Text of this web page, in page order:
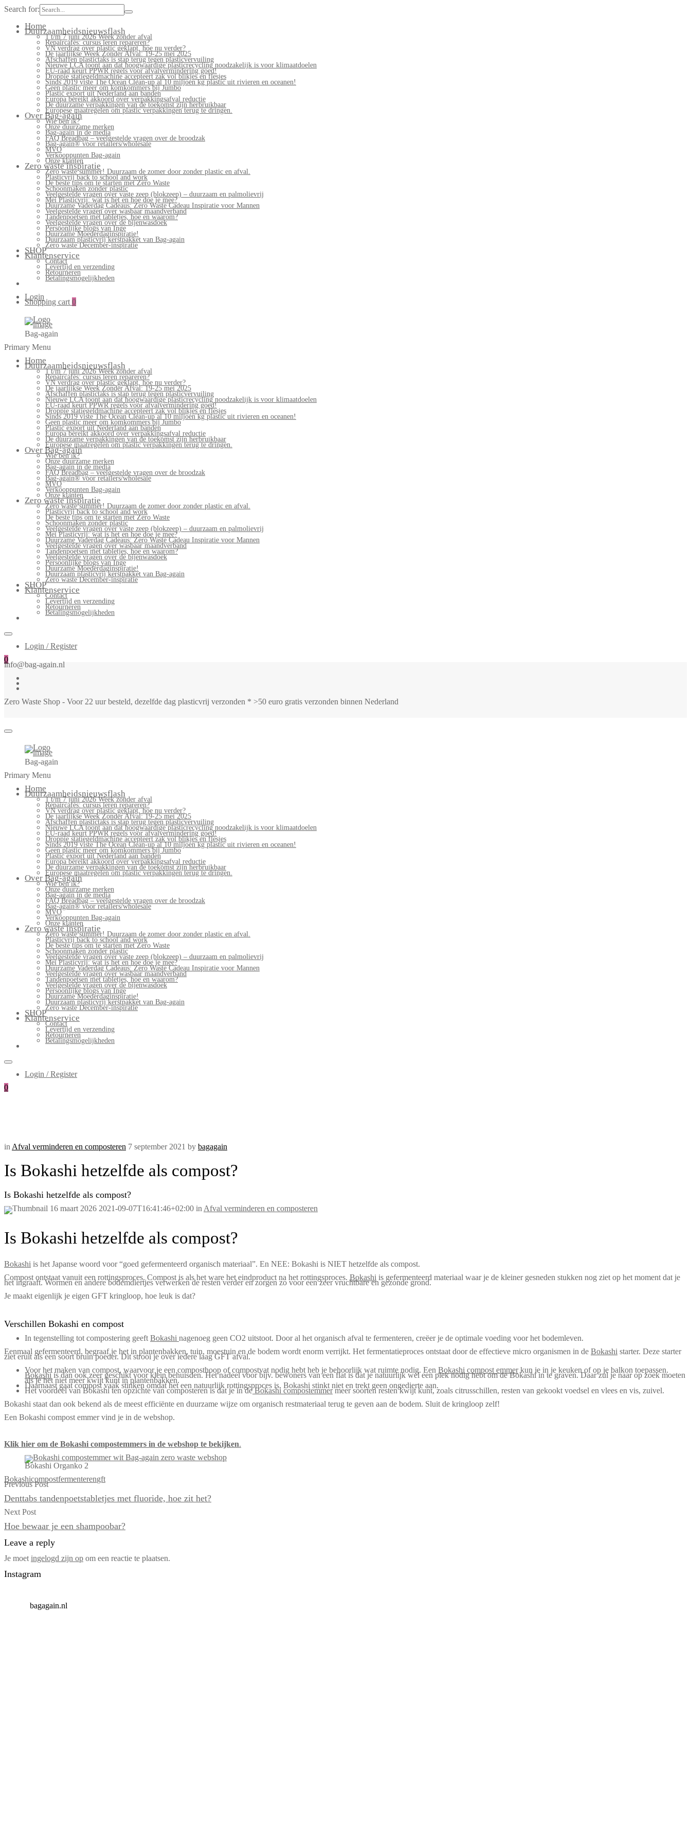
Search for:
Home
Duurzaamheidsnieuwsflash
1 t/m 7 juni 2026 Week zonder afval
Repaircafés: cursus leren repareren?
VN verdrag over plastic geklapt, hoe nu verder?
De jaarlijkse Week Zonder Afval: 19-25 mei 2025
Afschaffen plastictaks is stap terug tegen plasticvervuiling
Nieuwe LCA toont aan dat hoogwaardige plasticrecycling noodzakelijk is voor klimaatdoelen
EU-raad keurt PPWR regels voor afvalvermindering goed!
Droppie statiegeldmachine accepteert zak vol blikjes en flesjes
Sinds 2019 viste The Ocean Clean-up al 10 miljoen kg plastic uit rivieren en oceanen!
Geen plastic meer om komkommers bij Jumbo
Plastic export uit Nederland aan banden
Europa bereikt akkoord over verpakkingsafval reductie
De duurzame verpakkingen van de toekomst zijn herbruikbaar
Europese maatregelen om plastic verpakkingen terug te dringen.
Over Bag-again
Wie ben ik?
Onze duurzame merken
Bag-again in de media
FAQ Breadbag – veelgestelde vragen over de broodzak
Bag-again® voor retailers/wholesale
MVO
Verkooppunten Bag-again
Onze klanten
Zero waste inspiratie
Zero waste summer! Duurzaam de zomer door zonder plastic en afval.
Plasticvrij back to school and work
De beste tips om te starten met Zero Waste
Schoonmaken zonder plastic
Veelgestelde vragen over vaste zeep (blokzeep) – duurzaam en palmolievrij
Mei Plasticvrij: wat is het en hoe doe je mee?
Duurzame Vaderdag Cadeaus: Zero Waste Cadeau Inspiratie voor Mannen
Veelgestelde vragen over wasbaar maandverband
Tandenpoetsen met tabletjes, hoe en waarom?
Veelgestelde vragen over de bijenwasdoek
Persoonlijke blogs van Inge
Duurzame Moederdaginspiratie!
Duurzaam plasticvrij kerstpakket van Bag-again
Zero waste December-inspiratie
SHOP
Klantenservice
Contact
Levertijd en verzending
Retourneren
Betalingsmogelijkheden
Login
Shopping cart 0
Bag-again
Primary Menu
Home
Duurzaamheidsnieuwsflash
1 t/m 7 juni 2026 Week zonder afval
Repaircafés: cursus leren repareren?
VN verdrag over plastic geklapt, hoe nu verder?
De jaarlijkse Week Zonder Afval: 19-25 mei 2025
Afschaffen plastictaks is stap terug tegen plasticvervuiling
Nieuwe LCA toont aan dat hoogwaardige plasticrecycling noodzakelijk is voor klimaatdoelen
EU-raad keurt PPWR regels voor afvalvermindering goed!
Droppie statiegeldmachine accepteert zak vol blikjes en flesjes
Sinds 2019 viste The Ocean Clean-up al 10 miljoen kg plastic uit rivieren en oceanen!
Geen plastic meer om komkommers bij Jumbo
Plastic export uit Nederland aan banden
Europa bereikt akkoord over verpakkingsafval reductie
De duurzame verpakkingen van de toekomst zijn herbruikbaar
Europese maatregelen om plastic verpakkingen terug te dringen.
Over Bag-again
Wie ben ik?
Onze duurzame merken
Bag-again in de media
FAQ Breadbag – veelgestelde vragen over de broodzak
Bag-again® voor retailers/wholesale
MVO
Verkooppunten Bag-again
Onze klanten
Zero waste inspiratie
Zero waste summer! Duurzaam de zomer door zonder plastic en afval.
Plasticvrij back to school and work
De beste tips om te starten met Zero Waste
Schoonmaken zonder plastic
Veelgestelde vragen over vaste zeep (blokzeep) – duurzaam en palmolievrij
Mei Plasticvrij: wat is het en hoe doe je mee?
Duurzame Vaderdag Cadeaus: Zero Waste Cadeau Inspiratie voor Mannen
Veelgestelde vragen over wasbaar maandverband
Tandenpoetsen met tabletjes, hoe en waarom?
Veelgestelde vragen over de bijenwasdoek
Persoonlijke blogs van Inge
Duurzame Moederdaginspiratie!
Duurzaam plasticvrij kerstpakket van Bag-again
Zero waste December-inspiratie
SHOP
Klantenservice
Contact
Levertijd en verzending
Retourneren
Betalingsmogelijkheden
Login / Register
0
info@bag-again.nl
Zero Waste Shop - Voor 22 uur besteld, dezelfde dag plasticvrij verzonden * >50 euro gratis verzonden binnen Nederland
Bag-again
Primary Menu
Home
Duurzaamheidsnieuwsflash
1 t/m 7 juni 2026 Week zonder afval
Repaircafés: cursus leren repareren?
VN verdrag over plastic geklapt, hoe nu verder?
De jaarlijkse Week Zonder Afval: 19-25 mei 2025
Afschaffen plastictaks is stap terug tegen plasticvervuiling
Nieuwe LCA toont aan dat hoogwaardige plasticrecycling noodzakelijk is voor klimaatdoelen
EU-raad keurt PPWR regels voor afvalvermindering goed!
Droppie statiegeldmachine accepteert zak vol blikjes en flesjes
Sinds 2019 viste The Ocean Clean-up al 10 miljoen kg plastic uit rivieren en oceanen!
Geen plastic meer om komkommers bij Jumbo
Plastic export uit Nederland aan banden
Europa bereikt akkoord over verpakkingsafval reductie
De duurzame verpakkingen van de toekomst zijn herbruikbaar
Europese maatregelen om plastic verpakkingen terug te dringen.
Over Bag-again
Wie ben ik?
Onze duurzame merken
Bag-again in de media
FAQ Breadbag – veelgestelde vragen over de broodzak
Bag-again® voor retailers/wholesale
MVO
Verkooppunten Bag-again
Onze klanten
Zero waste inspiratie
Zero waste summer! Duurzaam de zomer door zonder plastic en afval.
Plasticvrij back to school and work
De beste tips om te starten met Zero Waste
Schoonmaken zonder plastic
Veelgestelde vragen over vaste zeep (blokzeep) – duurzaam en palmolievrij
Mei Plasticvrij: wat is het en hoe doe je mee?
Duurzame Vaderdag Cadeaus: Zero Waste Cadeau Inspiratie voor Mannen
Veelgestelde vragen over wasbaar maandverband
Tandenpoetsen met tabletjes, hoe en waarom?
Veelgestelde vragen over de bijenwasdoek
Persoonlijke blogs van Inge
Duurzame Moederdaginspiratie!
Duurzaam plasticvrij kerstpakket van Bag-again
Zero waste December-inspiratie
SHOP
Klantenservice
Contact
Levertijd en verzending
Retourneren
Betalingsmogelijkheden
Login / Register
0
in Afval verminderen en composteren 7 september 2021 by bagagain
Is Bokashi hetzelfde als compost?
Is Bokashi hetzelfde als compost?
16 maart 2026 2021-09-07T16:41:46+02:00 in Afval verminderen en composteren
Is Bokashi hetzelfde als compost?
Bokashi is het Japanse woord voor “goed gefermenteerd organisch materiaal”. En NEE: Bokashi is NIET hetzelfde als compost.
Compost ontstaat vanuit een rottingsproces. Compost is als het ware het eindproduct na het rottingsproces. Bokashi is gefermenteerd materiaal waar je de kleiner gesneden stukken nog ziet op het moment dat je
het ingraaft. Wormen en andere bodemdiertjes verwerken de resten verder en zorgen zo voor een zeer vruchtbare en gezonde grond.
Je maakt eigenlijk je eigen GFT kringloop, hoe leuk is dat?
Verschillen Bokashi en compost
In tegenstelling tot compostering geeft Bokashi nagenoeg geen CO2 uitstoot. Door al het organisch afval te fermenteren, creëer je de optimale voeding voor het bodemleven.
Eenmaal gefermenteerd, begraaf je het in plantenbakken, tuin, moestuin en de bodem wordt enorm verrijkt. Het fermentatieproces ontstaat door de effectieve micro organismen in de Bokashi starter. Deze starter
ziet eruit als een soort bruin poeder. Dit strooi je over iedere laag GFT afval.
Voor het maken van compost, waarvoor je een composthoop of compostvat nodig hebt heb je behoorlijk wat ruimte nodig. Een Bokashi compost emmerkun je in je keuken of op je balkon toepassen.
Bokashiis dan ook zeer geschikt voor klein behuisden. Het nadeel voor bijv. bewoners van een flat is dat je natuurlijk wel een plek nodig hebt om de Bokashi in te graven. Daar zul je naar op zoek moeten
als je het niet meer kwijt kunt in plantenbakken.
Daarnaast gaat compost vaak stinken omdat het een natuurlijk rottingsproces is. Bokashi stinkt niet en trekt geen ongedierte aan.
Het voordeel van Bokashi ten opzichte van composteren is dat je in deBokashi compostemmermeer soorten resten kwijt kunt, zoals citrusschillen, resten van gekookt voedsel en vlees en vis, zuivel.
Bokashi staat dan ook bekend als de meest efficiënte en duurzame wijze om organisch restmateriaal terug te geven aan de bodem. Sluit de kringloop zelf!
Een Bokashi compost emmer vind je in de webshop.
Klik hier om de Bokashi compostemmers in de webshop te bekijken.
Bokashi Organko 2
Bokashicompostfermenterengft
Previous Post
Denttabs tandenpoetstabletjes met fluoride, hoe zit het?
Next Post
Hoe bewaar je een shampoobar?
Leave a reply
Je moet ingelogd zijn op om een reactie te plaatsen.
Instagram
bagagain.nl